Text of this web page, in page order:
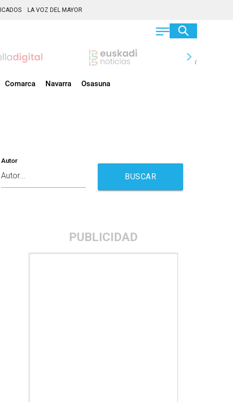
LA VOZ DEL MAYOR
chevron_right
Comarca Navarra Osasuna
Autor
BUSCAR
PUBLICIDAD